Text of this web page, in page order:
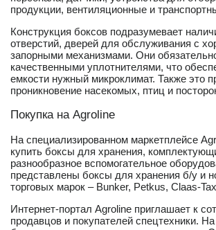
продукции, вентиляционные и
Конструкция боксов подразумевает
отверстий, дверей для обслуживания с
запорными механизмами. Они
качественными уплотнителями, что
емкости нужный микроклимат. Также это
проникновение насекомых, птиц и
Покупка на Agroline
На специализированном маркетплейсе
купить боксы для хранения,
разнообразное вспомогательное
представлены боксы для хранения б/у и
торговых марок – Bunker, Petkus, Claas-
Интернет-портал Agroline приглашает к
продавцов и покупателей спецтехники.